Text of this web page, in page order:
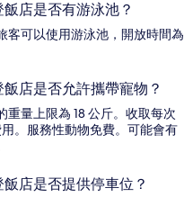
店是否有游泳池？
客可以使用游泳池，開放時間為
店是否允許攜帶寵物？
量上限為 18 公斤。收取每次
。服務性動物免費。可能會有
店是否提供停車位？